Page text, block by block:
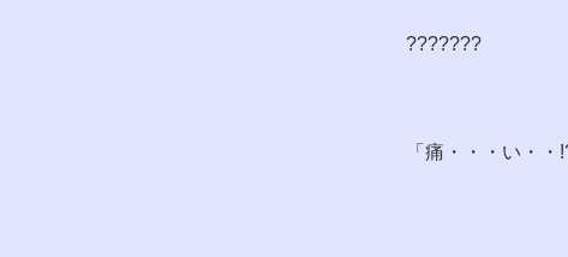
???????
「痛・・・い・・